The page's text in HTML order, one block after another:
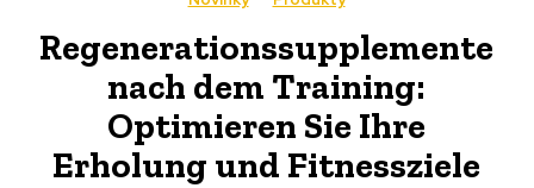
Regenerationssupplemente
nach dem Training:
Optimieren Sie Ihre
Erholung und Fitnessziele